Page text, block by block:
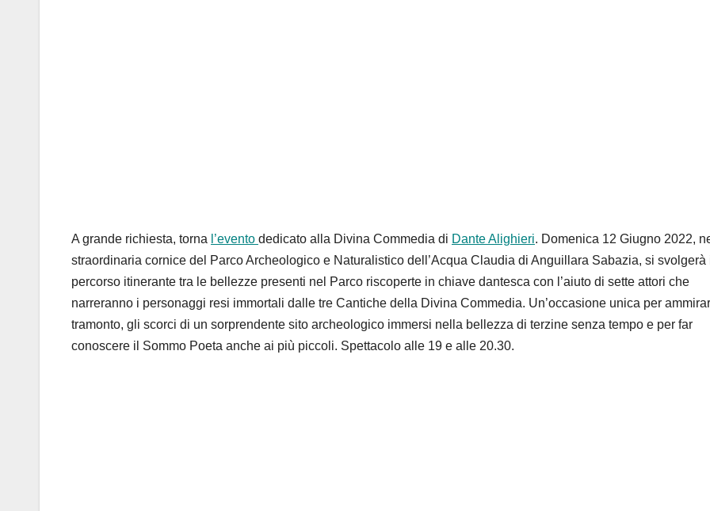
A grande richiesta, torna l’evento dedicato alla Divina Commedia di Dante Alighieri. Domenica 12 Giugno 2022,
straordinaria cornice del Parco Archeologico e Naturalistico dell’Acqua Claudia di Anguillara Sabazia, si svolgerà
percorso itinerante tra le bellezze presenti nel Parco riscoperte in chiave dantesca con l’aiuto di sette attori che
narreranno i personaggi resi immortali dalle tre Cantiche della Divina Commedia. Un’occasione unica per
tramonto, gli scorci di un sorprendente sito archeologico immersi nella bellezza di terzine senza tempo e per far
conoscere il Sommo Poeta anche ai più piccoli. Spettacolo alle 19 e alle 20.30.